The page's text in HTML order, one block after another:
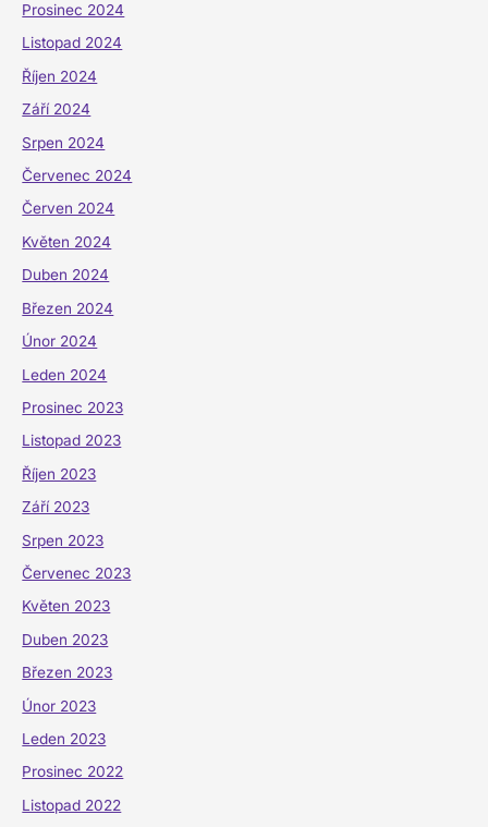
Prosinec 2024
Listopad 2024
Říjen 2024
Září 2024
Srpen 2024
Červenec 2024
Červen 2024
Květen 2024
Duben 2024
Březen 2024
Únor 2024
Leden 2024
Prosinec 2023
Listopad 2023
Říjen 2023
Září 2023
Srpen 2023
Červenec 2023
Květen 2023
Duben 2023
Březen 2023
Únor 2023
Leden 2023
Prosinec 2022
Listopad 2022